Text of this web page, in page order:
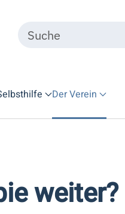
Der Verein
weiter?